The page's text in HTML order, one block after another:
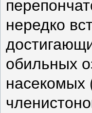
нередко
обильных
насекомых